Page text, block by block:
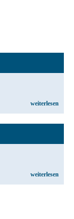
weiterlesen
weiterlesen